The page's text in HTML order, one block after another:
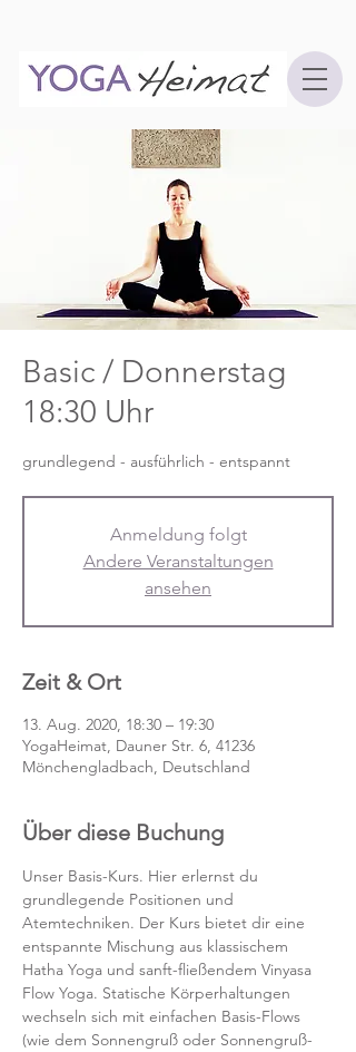
Basic / Donnerstag
18:30 Uhr
grundlegend - ausführlich - entspannt
Anmeldung folgt
Andere Veranstaltungen
ansehen
Zeit & Ort
13. Aug. 2020, 18:30 – 19:30
YogaHeimat, Dauner Str. 6, 41236
Mönchengladbach, Deutschland
Über diese Buchung
Unser Basis-Kurs. Hier erlernst du
grundlegende Positionen und
Atemtechniken. Der Kurs bietet dir eine
entspannte Mischung aus klassischem
Hatha Yoga und sanft-fließendem Vinyasa
Flow Yoga. Statische Körperhaltungen
wechseln sich mit einfachen Basis-Flows
(wie dem Sonnengruß oder Sonnengruß-